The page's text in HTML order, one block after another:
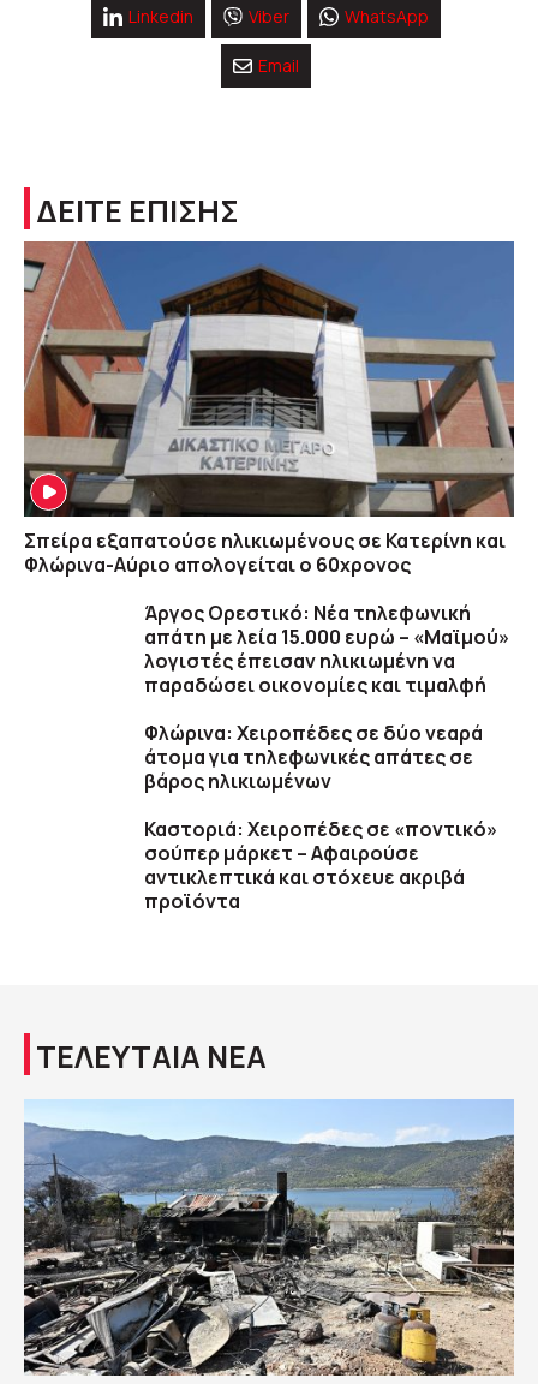
Linkedin Viber WhatsApp
Email
ΔΕΙΤΕ ΕΠΙΣΗΣ
Σπείρα εξαπατούσε ηλικιωμένους σε Κατερίνη και
Φλώρινα-Αύριο απολογείται ο 60χρονος
Άργος Ορεστικό: Νέα τηλεφωνική
απάτη με λεία 15.000 ευρώ – «Μαϊμού»
λογιστές έπεισαν ηλικιωμένη να
παραδώσει οικονομίες και τιμαλφή
Φλώρινα: Χειροπέδες σε δύο νεαρά
άτομα για τηλεφωνικές απάτες σε
βάρος ηλικιωμένων
Καστοριά: Χειροπέδες σε «ποντικό»
σούπερ μάρκετ – Αφαιρούσε
αντικλεπτικά και στόχευε ακριβά
προϊόντα
ΤΕΛΕΥΤΑΙΑ ΝΕΑ